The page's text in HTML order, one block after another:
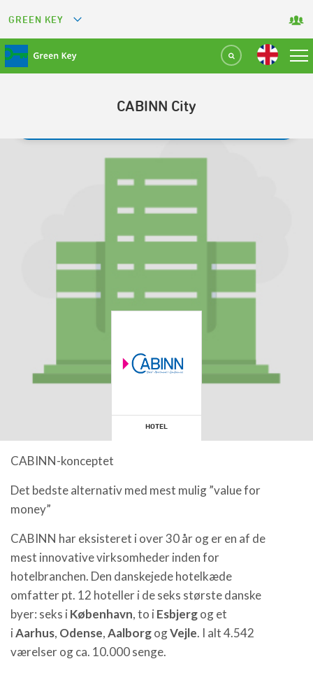
GREEN KEY
GREEN RESTAURANT
HOTEL
CABINN City
CABINN-konceptet
Det bedste alternativ med mest mulig ”value for
money”
CABINN har eksisteret i over 30 år og er en af de
mest innovative virksomheder inden for
hotelbranchen. Den danskejede hotelkæde
omfatter pt. 12 hoteller i de seks største danske
byer: seks i København, to i Esbjergog et
iAarhus, Odense,AalborgogVejle. I alt 4.542
værelser og ca. 10.000 senge.